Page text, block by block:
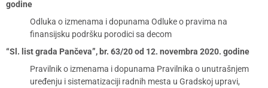
godine
Odluka o izmenama i dopunama Odluke o pravima na
finansijsku podršku porodici sa decom
“Sl. list grada Pančeva”, br. 63/20 od 12. novembra 2020. godine
Pravilnik o izmenama i dopunama Pravilnika o unutrašnjem
uređenju i sistematizaciji radnih mesta u Gradskoj upravi,